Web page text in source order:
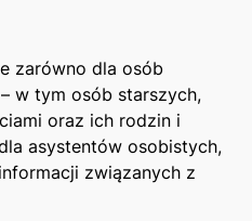
zarówno dla osób
w tym osób starszych,
oraz ich rodzin i
asystentów osobistych,
związanych z